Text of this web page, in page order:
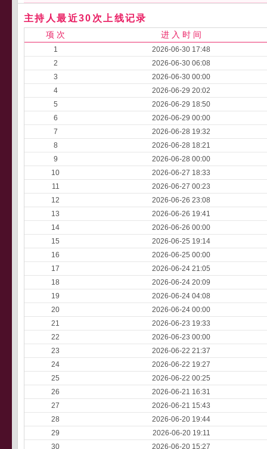
主持人最近30次上线记录
项 次 进 入 时 间
1
2026-06-30 17:48
2
2026-06-30 06:08
3
2026-06-30 00:00
4
2026-06-29 20:02
5
2026-06-29 18:50
6
2026-06-29 00:00
7
2026-06-28 19:32
8
2026-06-28 18:21
9
2026-06-28 00:00
10
2026-06-27 18:33
11
2026-06-27 00:23
12
2026-06-26 23:08
13
2026-06-26 19:41
14
2026-06-26 00:00
15
2026-06-25 19:14
16
2026-06-25 00:00
17
2026-06-24 21:05
18
2026-06-24 20:09
19
2026-06-24 04:08
20
2026-06-24 00:00
21
2026-06-23 19:33
22
2026-06-23 00:00
23
2026-06-22 21:37
24
2026-06-22 19:27
25
2026-06-22 00:25
26
2026-06-21 16:31
27
2026-06-21 15:43
28
2026-06-20 19:44
29
2026-06-20 19:11
30
2026-06-20 15:27